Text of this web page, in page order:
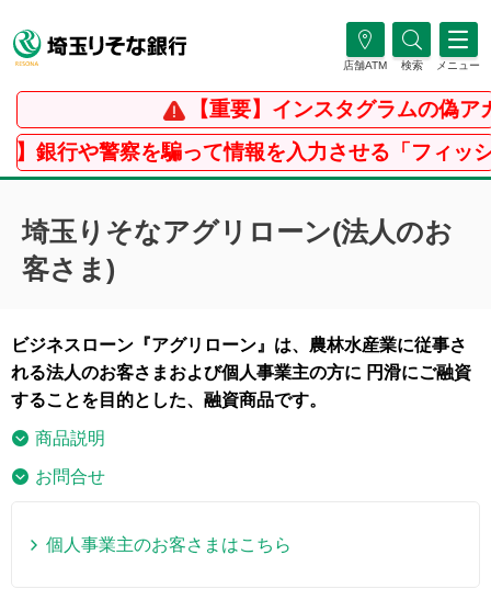
店舗ATM 検索 メニュー
【重要】インスタグラムの偽アカ
行や警察を騙って情報を入力させる「フィッシ
埼玉りそなアグリローン(法人のお
客さま)
ビジネスローン『アグリローン』は、農林水産業に従事さ
れる法人のお客さまおよび個人事業主の方に 円滑にご融資
することを目的とした、融資商品です。
商品説明
お問合せ
個人事業主のお客さまはこちら